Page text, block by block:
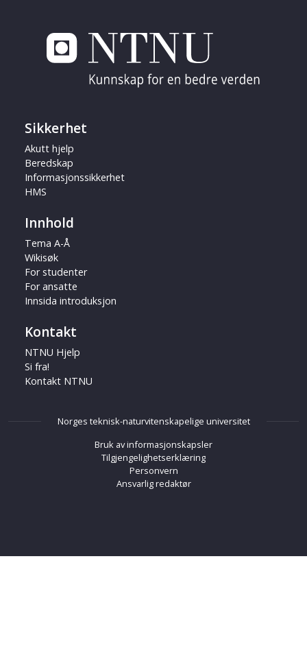
Sikkerhet
Akutt hjelp
Beredskap
Informasjonssikkerhet
HMS
Innhold
Tema A-Å
Wikisøk
For studenter
For ansatte
Innsida introduksjon
Kontakt
NTNU Hjelp
Si fra!
Kontakt NTNU
Norges teknisk-naturvitenskapelige universitet
Bruk av informasjonskapsler
Tilgjengelighetserklæring
Personvern
Ansvarlig redaktør